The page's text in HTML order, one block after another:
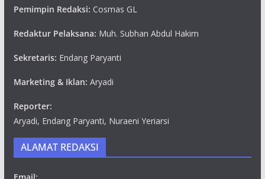
Pemimpin Redaksi: Cosmas GL
Redaktur Pelaksana: Muh. Subhan Abdul Hakim
Sekretaris: Endang Paryanti
Marketing & Iklan: Aryadi
Reporter:
Aryadi, Endang Paryanti, Nuraeni Yeriarsi
ALAMAT REDAKSI